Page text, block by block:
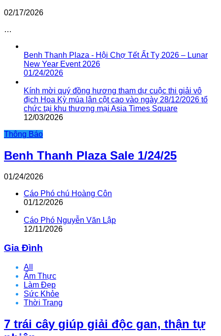
02/17/2026
…
Benh Thanh Plaza - Hội Chợ Tết Ất Tỵ 2026 – Lunar
New Year Event 2026
01/24/2026
Kính mời quý đồng hương tham dự cuộc thi giải vô
địch Hoa Kỳ múa lân cột cao vào ngày 28/12/2026 tổ
chức tại khu thương mại Asia Times Square
12/03/2026
Thông Báo
Benh Thanh Plaza Sale 1/24/25
01/24/2026
Cáo Phó chú Hoàng Côn
01/12/2026
Cáo Phó Nguyễn Văn Lập
12/11/2026
Gia Đình
All
Ẩm Thực
Làm Đẹp
Sức Khỏe
Thời Trang
7 trái cây giúp giải độc gan, thận tự